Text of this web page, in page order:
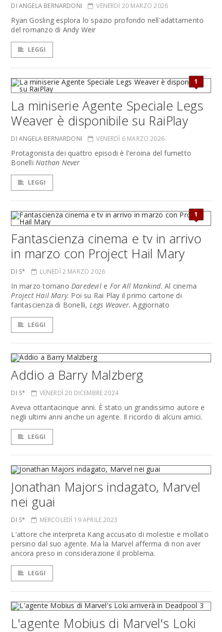
DI ANGELA BERNARDONI VENERDÌ 20 MARZO 2026
Ryan Gosling esplora lo spazio profondo nell'adattamento
del romanzo di Andy Weir
LEGGI
1
La miniserie Agente Speciale Legs
Weaver è disponibile su RaiPlay
DI ANGELA BERNARDONI VENERDÌ 6 MARZO 2026
Protagonista dei quattro episodi è l'eroina del fumetto
BonelliNathan Never
LEGGI
1
Fantascienza cinema e tv in arrivo
in marzo con Project Hail Mary
DI S* LUNEDÌ 2 MARZO 2026
In marzo tornano Daredevile For All Mankind. Al cinema
Project Hail Mary. Poi su Rai Play il primo cartone di
fantascienza di Bonelli, Legs Weaver.Aggiornato
LEGGI
Addio a Barry Malzberg
DI S* VENERDÌ 20 DICEMBRE 2024
Aveva ottantacinque anni. È stato un grandissimo autore e
negli ultimi anni anche un agente. Il ricordo di alcuni amici.
LEGGI
Jonathan Majors indagato, Marvel
nei guai
DI S* MERCOLEDÌ 19 APRILE 2023
L'attore che interpreta Kang accusato di molestie e mollato
persino dal suo agente. Ma la Marvel afferma di non aver
ancora preso in considerazione il problema.
LEGGI
L'agente Mobius di Marvel's Loki